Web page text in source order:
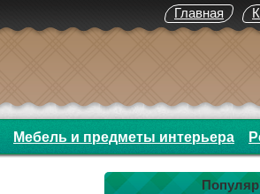
Главная
Мебель и предметы интерьера